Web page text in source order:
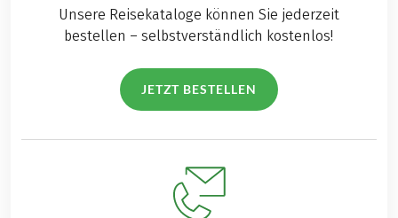
Unsere Reisekataloge können Sie jederzeit
bestellen – selbstverständlich kostenlos!
JETZT BESTELLEN